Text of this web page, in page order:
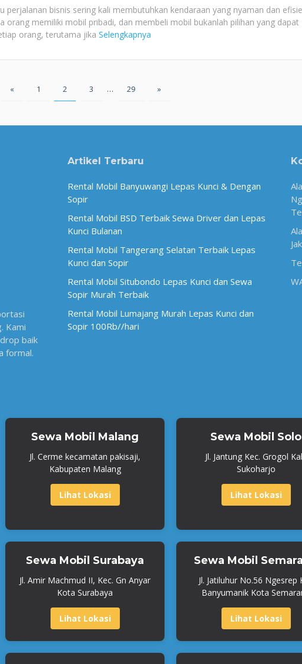
perjalanan bisnis sering kali membutuhkan kendaraan yang nyaman dan
orang memiliki mobil pribadi, dan membeli mobil bukanlah pilihan yang dapat
orang, terutama jika Selengkapnya
« 1 2 3 … 29 »
Kami
baik
formal.
Artikel Terbaru
Rental Mobil Banyuwangi Lepas Kunci & Dengan
Sopir
Rental Mobil BSD Terbaik Sewa Driver dan Lepas
Kunci Bulanan
Rental Mobil Tangerang Selatan Terbaik Lepas
Kunci dan Sopir
Rental Mobil Situbondo Lepas Kunci dan Sewa
Sopir Murah Terbaik
Rental Mobil Lumajang Murah Lepas Kunci dan
Sopir 100Rb//hari
Sewa Mobil Malang
Jl. Cerme kecamatan pakisaji,
Kabupaten Malang
Lihat Lokasi
Sewa Mobil Solo
Jl. Jantung Kec. Grogol
Sukoharjo
Lihat Lokasi
Sewa Mobil Surabaya
Jl. Amir Machmud II, Kec. Gn Anyar
Kota Surabaya
Lihat Lokasi
Sewa Mobil
Jl. Jatiluhur No.56 Ngesrep
Banyumanik Kota
Lihat Lokasi